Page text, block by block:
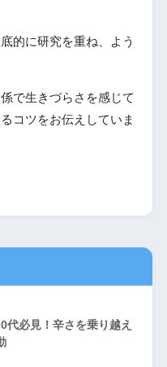
的に研究を重ね、よう
で生きづらさを感じて
コツをお伝えしていま
代必見！辛さを乗り越え